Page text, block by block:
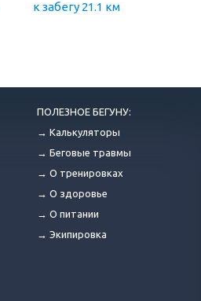
к забегу 21.1 км
ПОЛЕЗНОЕ БЕГУНУ:
→ Калькуляторы
→ Беговые травмы
→ О тренировках
→ О здоровье
→ О питании
→ Экипировка